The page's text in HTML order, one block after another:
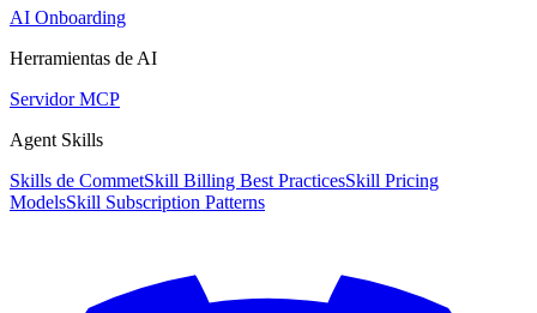
AI Onboarding
Herramientas de AI
Servidor MCP
Agent Skills
Skills de CommetSkill Billing Best PracticesSkill Pricing
ModelsSkill Subscription Patterns